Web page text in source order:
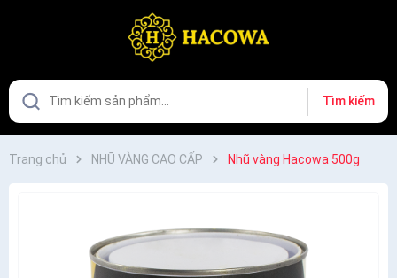
Tìm kiếm
Trang chủ NHŨ VÀNG CAO CẤP Nhũ vàng Hacowa 500g